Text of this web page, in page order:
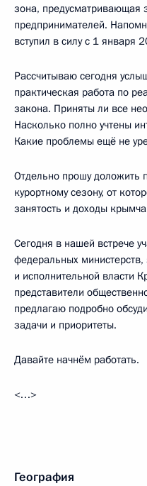
зона, предусматривающая
предпринимателей.
вступил в силу с 1 января
Рассчитываю сегодня
практическая работа по
закона. Приняты ли все
Насколько полно учтены
Какие проблемы ещё не
Отдельно прошу доложить
курортному сезону, от
занятость и доходы
Сегодня в нашей встрече
федеральных министерств,
и исполнительной власти
представители
предлагаю подробно
задачи и приоритеты.
Давайте начнём работать.
<…>
География